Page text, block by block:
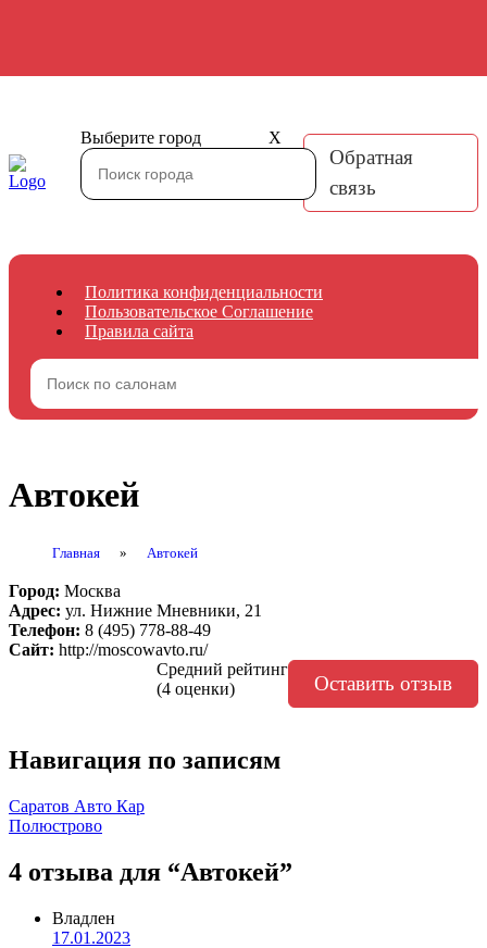
Выберите город X
Обратная
связь
Политика конфиденциальности
Пользовательское Соглашение
Правила сайта
Автокей
Главная » Автокей
Город: Москва
Адрес: ул. Нижние Мневники, 21
Телефон: 8 (495) 778-88-49
Сайт: http://moscowavto.ru/
Средний рейтинг
(4 оценки)
Оставить отзыв
Навигация по записям
Саратов Авто Кар
Полюстрово
4 отзыва для “Автокей”
Владлен
17.01.2023